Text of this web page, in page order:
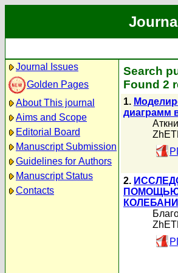
Journal Issues
Golden Pages
About This journal
Aims and Scope
Editorial Board
Manuscript Submission
Guidelines for Authors
Manuscript Status
Contacts
Search
Found 2
1.
диаграмм
2.
ПОМОЩЬЮ